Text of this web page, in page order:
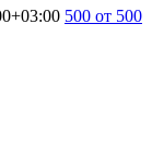
500 от 500